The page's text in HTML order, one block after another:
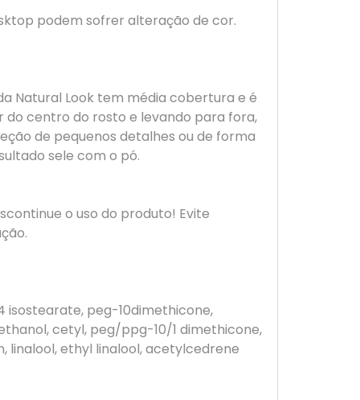
podem sofrer alteração de cor.
Natural Look tem média cobertura e é
do centro do rosto e levando para fora,
de pequenos detalhes ou de forma
sele com o pó.
o uso do produto! Evite
isostearate, peg-10dimethicone,
cetyl, peg/ppg-10/1 dimethicone,
linalool, ethyl linalool, acetylcedrene